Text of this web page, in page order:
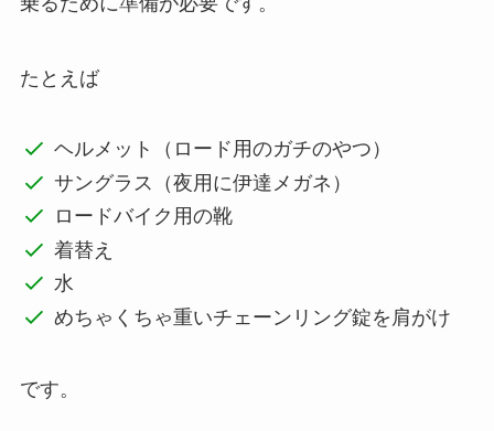
たとえば
ヘルメット（ロード用のガチのやつ）
サングラス（夜用に伊達メガネ）
ロードバイク用の靴
着替え
水
めちゃくちゃ重いチェーンリング錠を肩がけ
です。